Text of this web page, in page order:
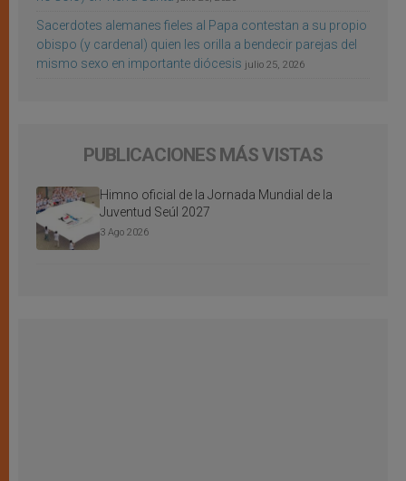
Sacerdotes alemanes fieles al Papa contestan a su propio
obispo (y cardenal) quien les orilla a bendecir parejas del
mismo sexo en importante diócesis julio 25, 2026
PUBLICACIONES MÁS VISTAS
Himno oficial de la Jornada Mundial de la
Juventud Seúl 2027
3 Ago 2026